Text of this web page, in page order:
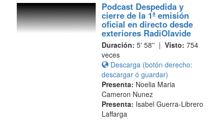
Podcast Despedida y
cierre de la 1ª emisión
oficial en directo desde
exteriores RadiOlavide
Duración: 5' 58'' | Visto: 754
veces
Descarga (botón derecho:
descargar ó guardar)
Presenta: Noelia Maria
Cameron Nunez
Presenta: Isabel Guerra-Librero
Laffarga